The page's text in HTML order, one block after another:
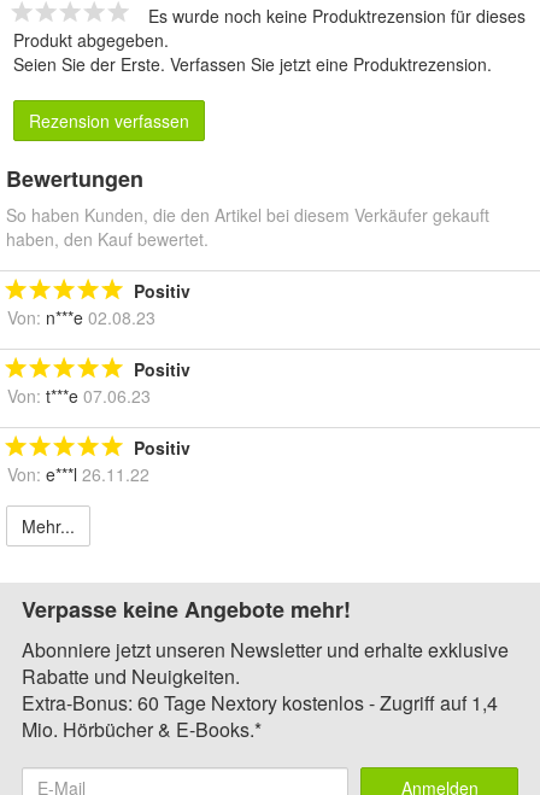
Es wurde noch keine Produktrezension für dieses
Produkt abgegeben.
Seien Sie der Erste. Verfassen Sie jetzt eine Produktrezension.
Rezension verfassen
Bewertungen
So haben Kunden, die den Artikel bei diesem Verkäufer gekauft
haben, den Kauf bewertet.
Positiv
Von: n***e 02.08.23
Positiv
Von: t***e 07.06.23
Positiv
Von: e***l 26.11.22
Mehr...
Verpasse keine Angebote mehr!
Abonniere jetzt unseren Newsletter und erhalte exklusive
Rabatte und Neuigkeiten.
Extra-Bonus: 60 Tage Nextory kostenlos - Zugriff auf 1,4
Mio. Hörbücher & E-Books.*
Anmelden